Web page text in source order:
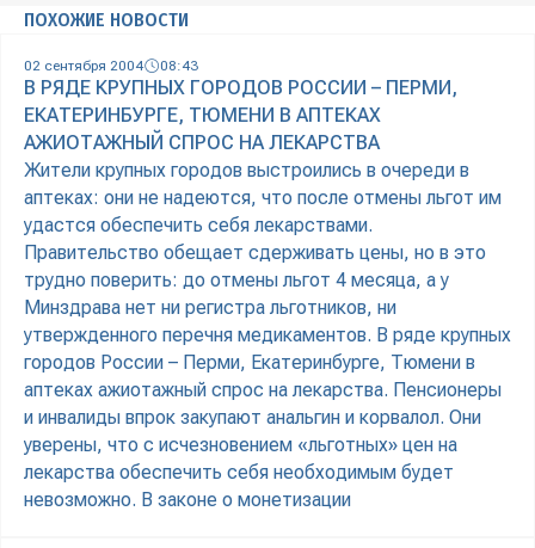
ПОХОЖИЕ НОВОСТИ
02 сентября 2004 08:43
В РЯДЕ КРУПНЫХ ГОРОДОВ РОССИИ – ПЕРМИ,
ЕКАТЕРИНБУРГЕ, ТЮМЕНИ В АПТЕКАХ
АЖИОТАЖНЫЙ СПРОС НА ЛЕКАРСТВА
Жители крупных городов выстроились в очереди в
аптеках: они не надеются, что после отмены льгот им
удастся обеспечить себя лекарствами.
Правительство обещает сдерживать цены, но в это
трудно поверить: до отмены льгот 4 месяца, а у
Минздрава нет ни регистра льготников, ни
утвержденного перечня медикаментов. В ряде крупных
городов России – Перми, Екатеринбурге, Тюмени в
аптеках ажиотажный спрос на лекарства. Пенсионеры
и инвалиды впрок закупают анальгин и корвалол. Они
уверены, что с исчезновением «льготных» цен на
лекарства обеспечить себя необходимым будет
невозможно. В законе о монетизации